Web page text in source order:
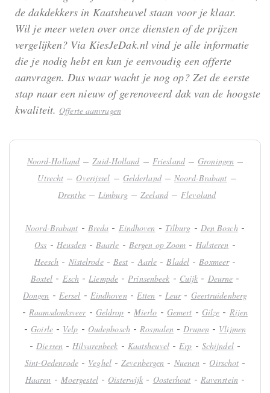
de dakdekkers in Kaatsheuvel staan voor je klaar.
Wil je meer weten over onze diensten of de prijzen
vergelijken? Via KiesJeDak.nl vind je alle informatie
die je nodig hebt en kun je eenvoudig een offerte
aanvragen. Dus waar wacht je nog op? Zet de eerste
stap naar een nieuw of gerenoveerd dak van de hoogste
kwaliteit. Offerte aanvragen
Noord-Holland–Zuid-Holland– Friesland– Groningen –
Utrecht – Overijssel – Gelderland–Noord-Brabant –
Drenthe–Limburg–Zeeland–Flevoland
Noord-Brabant - Breda - Eindhoven - Tilburg - Den Bosch -
Oss - Heusden - Baarle - Bergen op Zoom - Halsteren -
Heesch - Nistelrode- Best -Aarle -Bladel -Boxmeer-
Boxtel - Esch -Liempde-Prinsenbeek - Cuijk - Deurne -
Dongen - Eersel - Eindhoven -Etten - Leur- Geertruidenberg
-Raamsdonksveer- Geldrop - Mierlo - Gemert - Gilze - Rijen
- Goirle- Velp - Oudenbosch -Rosmalen -Drunen - Vlijmen
-Diessen -Hilvarenbeek - Kaatsheuvel-Erp - Schijndel-
Sint-Oedenrode- Veghel-Zevenbergen - Nuenen - Oirschot -
Haaren - Moergestel- Oisterwijk - Oosterhout - Ravenstein -